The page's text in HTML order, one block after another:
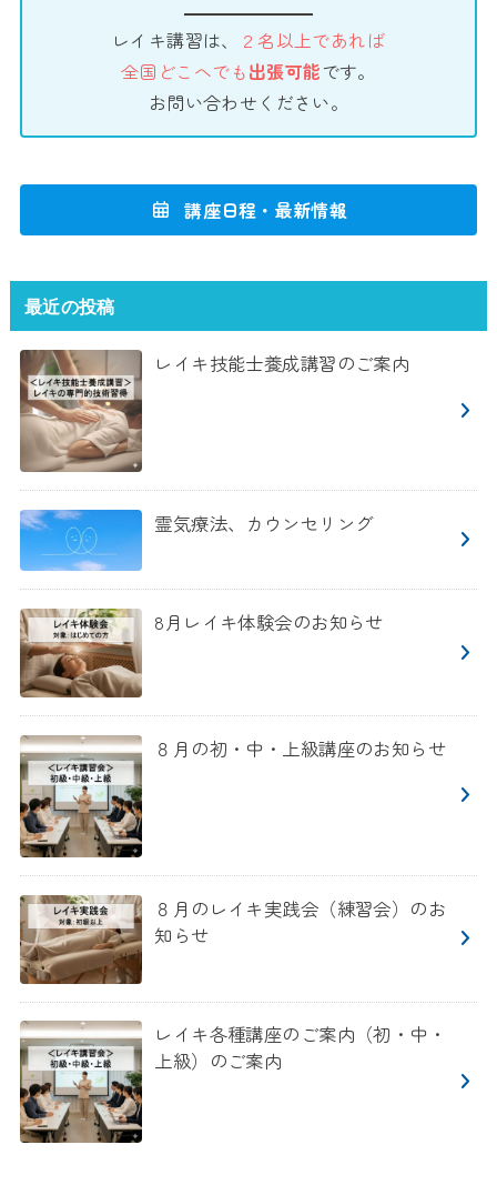
レイキ講習は、
２名以上であれば
全国どこへでも出張可能です。
お問い合わせください。
講座日程・最新情報
最近の投稿
レイキ技能士養成講習のご案内
霊気療法、カウンセリング
8月レイキ体験会のお知らせ
８月の初・中・上級講座のお知らせ
８月のレイキ実践会（練習会）のお
知らせ
レイキ各種講座のご案内（初・中・
上級）のご案内